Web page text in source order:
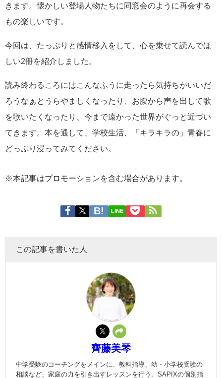
きます。懐かしい登場人物たちに同窓会のように再会する
もの楽しいです。
今回は、たっぷりと感情移入をして、心を乗せて読んでほ
しい2冊を紹介しました。
読み終わるころにはこんなふうに走ったら気持ちがいいだ
ろうなぁとうらやましくなったり、お腹から声を出して歌
を歌いたくなったり、今まで遠かった世界がぐっと近づい
てきます。本を通して、学校生活、「キラキラの」青春に
どっぷり浸ってみてください。
※本記事はプロモーションを含む場合があります。
LINE
この記事を書いた人
齊藤美琴
中学受験のコーチングをメインに、教科指導、幼・小学校受験の
相談など、家庭の力を引き出すレッスンを行う。SAPIXの個別指